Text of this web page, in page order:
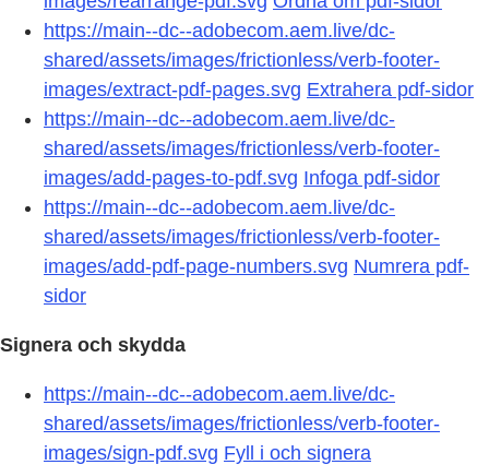
https://main--dc--adobecom.aem.live/dc-
shared/assets/images/frictionless/verb-footer-
images/extract-pdf-pages.svg Extrahera pdf-sidor
https://main--dc--adobecom.aem.live/dc-
shared/assets/images/frictionless/verb-footer-
images/add-pages-to-pdf.svg Infoga pdf-sidor
https://main--dc--adobecom.aem.live/dc-
shared/assets/images/frictionless/verb-footer-
images/add-pdf-page-numbers.svg Numrera pdf-
sidor
Signera och skydda
https://main--dc--adobecom.aem.live/dc-
shared/assets/images/frictionless/verb-footer-
images/sign-pdf.svg Fyll i och signera